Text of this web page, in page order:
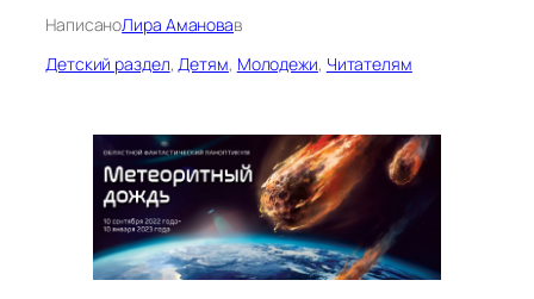
НаписаноЛира Амановав
Детский раздел, Детям, Молодежи, Читателям